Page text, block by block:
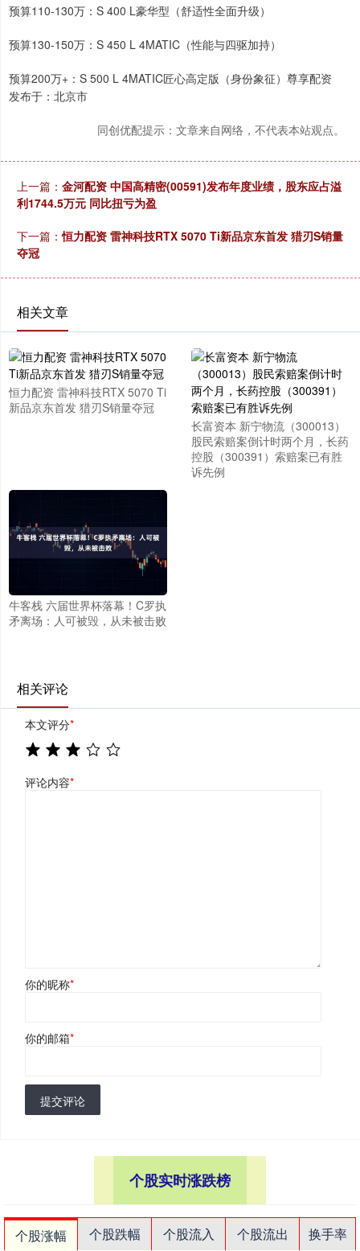
预算110-130万：S 400 L豪华型（舒适性全面升级）
预算130-150万：S 450 L 4MATIC（性能与四驱加持）
预算200万+：S 500 L 4MATIC匠心高定版（身份象征）尊享配资
发布于：北京市
同创优配提示：文章来自网络，不代表本站观点。
上一篇： 金河配资 中国高精密(00591)发布年度业绩，股东应占溢
利1744.5万元 同比扭亏为盈
下一篇：恒力配资 雷神科技RTX 5070 Ti新品京东首发 猎刃S销量
夺冠
相关文章
恒力配资 雷神科技RTX 5070 Ti
新品京东首发 猎刃S销量夺冠
长富资本 新宁物流（300013）
股民索赔案倒计时两个月，长药
控股（300391）索赔案已有胜
诉先例
牛客栈 六届世界杯落幕！C罗执
矛离场：人可被毁，从未被击败
相关评论
本文评分*
评论内容*
你的昵称*
你的邮箱*
提交评论
个股实时涨跌榜
个股涨幅 个股跌幅 个股流入 个股流出
换手率